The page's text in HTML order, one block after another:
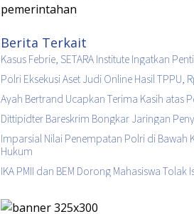
pemerintahan
Berita Terkait
Kasus Febrie, SETARA Institute Ingatkan
Polri Eksekusi Aset Judi Online Hasil TPPU,
Ayah Bertrand Ucapkan Terima Kasih atas
Dittipidter Bareskrim Bongkar Jaringan
Imparsial Nilai Penempatan Polri di Bawah
Hukum
IKA PMII dan BEM Dorong Mahasiswa